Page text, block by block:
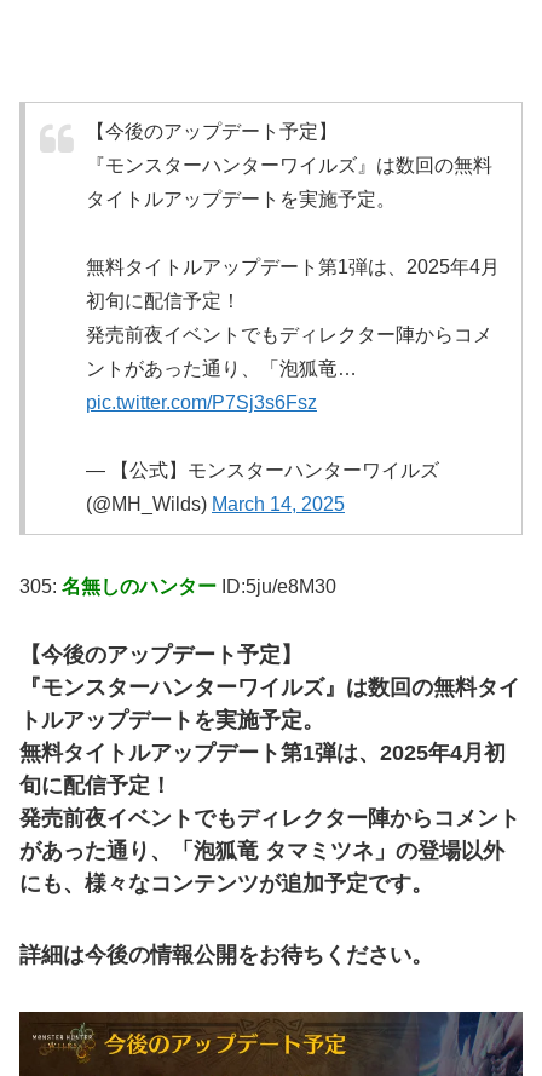
【今後のアップデート予定】
『モンスターハンターワイルズ』は数回の無料
タイトルアップデートを実施予定。
無料タイトルアップデート第1弾は、2025年4月
初旬に配信予定！
発売前夜イベントでもディレクター陣からコメ
ントがあった通り、「泡狐竜…
pic.twitter.com/P7Sj3s6Fsz
— 【公式】モンスターハンターワイルズ
(@MH_Wilds) March 14, 2025
305: 名無しのハンター ID:5ju/e8M30
【今後のアップデート予定】
『モンスターハンターワイルズ』は数回の無料タイ
トルアップデートを実施予定。
無料タイトルアップデート第1弾は、2025年4月初
旬に配信予定！
発売前夜イベントでもディレクター陣からコメント
があった通り、「泡狐竜 タマミツネ」の登場以外
にも、様々なコンテンツが追加予定です。
詳細は今後の情報公開をお待ちください。